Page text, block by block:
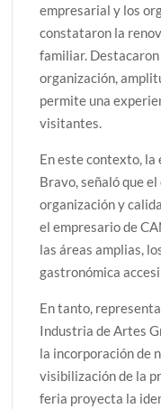
empresarial y los
constataron la
familiar.
organización,
permite una
visitantes.
En este contexto, la
Bravo, señaló que
organización y
el empresario de
las áreas amplias,
gastronómica
En tanto,
Industria de Artes
la incorporación de
visibilización de la
feria proyecta la